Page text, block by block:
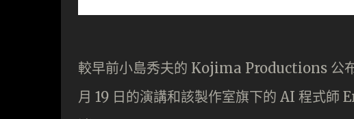
較早前小島秀夫的 Kojima Productions 公
月 19 日的演講和該製作室旗下的 AI 程式師